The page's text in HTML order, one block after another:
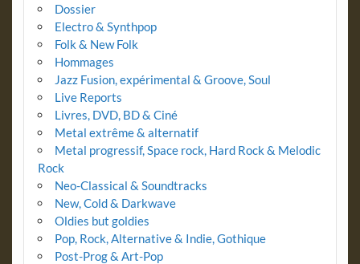
Dossier
Electro & Synthpop
Folk & New Folk
Hommages
Jazz Fusion, expérimental & Groove, Soul
Live Reports
Livres, DVD, BD & Ciné
Metal extrême & alternatif
Metal progressif, Space rock, Hard Rock & Melodic
Rock
Neo-Classical & Soundtracks
New, Cold & Darkwave
Oldies but goldies
Pop, Rock, Alternative & Indie, Gothique
Post-Prog & Art-Pop